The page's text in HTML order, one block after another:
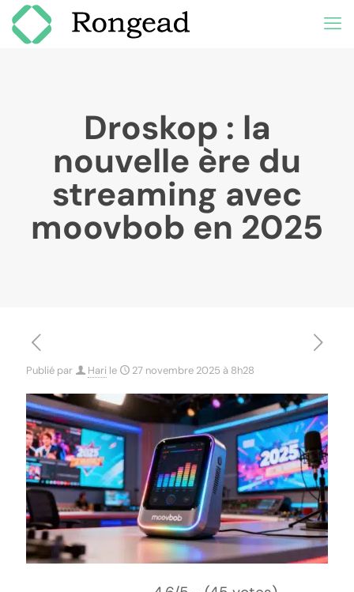
Droskop : la
nouvelle ère du
streaming avec
moovbob en 2025
Publié par Hari le 27 novembre 2025 à 8h28